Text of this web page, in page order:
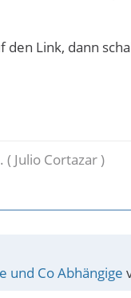
den Link, dann
Julio Cortazar )
und Co Abhängige